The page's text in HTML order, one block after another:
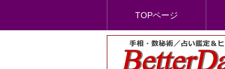
TOPページ